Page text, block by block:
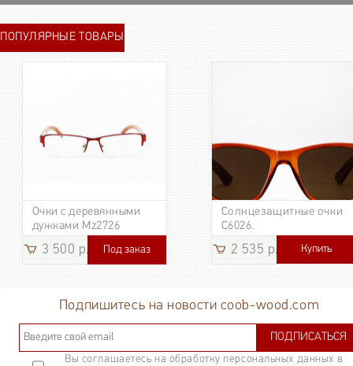
ПОПУЛЯРНЫЕ ТОВАРЫ
Очки с деревянными
дужками Mz2726
3 500 р. Под заказ
Солнцезащитные очки
C6026.
2 535 р. 3 185
Купить
Подпишитесь на новости coob-wood.com
ПОДПИСАТЬСЯ
Вы соглашаетесь на обработку персональных данных в